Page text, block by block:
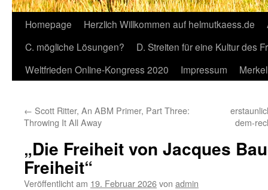
Homepage Herzlich Willkommen auf helmutkaess.de
C. mögliche Lösungen?
D. Streiten für eine Kultur des
Weltfrieden Online-Kongress 2020
Impressum
← Scott Ritter, An ABM Primer, Part Three:
Throwing It All Away
dem-
„Die Freiheit von Jacques
Freiheit“
Veröffentlicht am 19. Februar 2026von admin